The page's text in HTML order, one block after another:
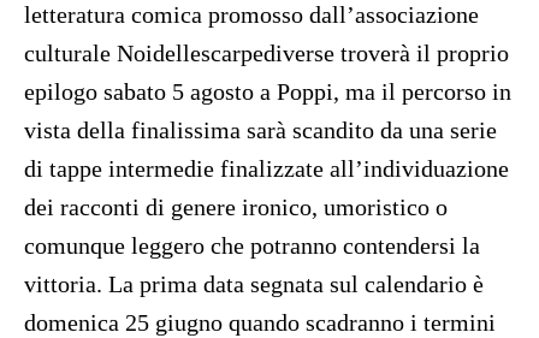
letteratura comica promosso dall’associazione
culturale Noidellescarpediverse troverà il proprio
epilogo sabato 5 agosto a Poppi, ma il percorso in
vista della finalissima sarà scandito da una serie
di tappe intermedie finalizzate all’individuazione
dei racconti di genere ironico, umoristico o
comunque leggero che potranno contendersi la
vittoria. La prima data segnata sul calendario è
domenica 25 giugno quando scadranno i termini